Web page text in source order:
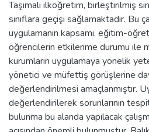
Taşımalı ilköğretim, birleştirilmiş
sınıflara geçişi sağlamaktadır. Bu
uygulamanın kapsamı, eğitim-
öğrencilerin etkilenme durumu ile
kurumların uygulamaya yönelik
yönetici ve müfettiş görüşlerine
değerlendirilmesi amaçlanmıştır.
değerlendirilerek sorunlarının
bulunma bu alanda yapılacak